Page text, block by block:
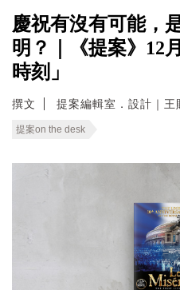
慶祝有沒有可能，
明？｜《提案》12
時刻」
撰文 提案編輯室．設計｜王
提案on the desk